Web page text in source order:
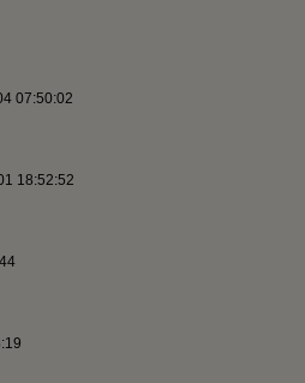
07:50:02
18:52:52